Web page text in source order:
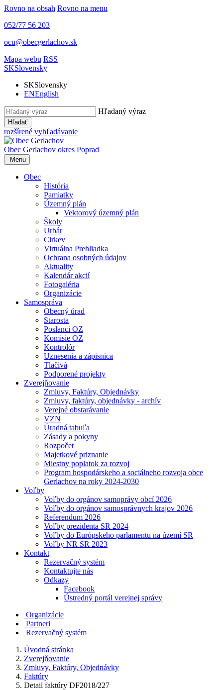
Rovno na obsah Rovno na menu
052/77 56 203
ocu@obecgerlachov.sk
Mapa webu RSS
SKSlovensky
SKSlovensky
ENEnglish
Hľadaný výraz
Hľadať
rozšírené vyhľadávanie
Obec Gerlachov okres Poprad
Menu
Obec
História
Pamiatky
Územný plán
Vektorový územný plán
Školy
Urbár
Cirkev
Virtuálna Prehliadka
Ochrana osobných údajov
Aktuality
Kalendár akcií
Fotogaléria
Organizácie
Samospráva
Obecný úrad
Starosta
Poslanci OZ
Komisie OZ
Kontrolór
Uznesenia a zápisnica
Tlačivá
Podporené projekty
Zverejňovanie
Zmluvy, Faktúry, Objednávky
Zmluvy, faktúry, objednávky - archív
Verejné obstarávanie
VZN
Úradná tabuľa
Zásady a pokyny
Rozpočet
Majetkové priznanie
Miestny poplatok za rozvoj
Program hospodárskeho a sociálneho rozvoja obce
Gerlachov na roky 2024-2030
Voľby
Voľby do orgánov samoprávy obcí 2026
Voľby do orgánov samosprávnych krajov 2026
Referendum 2026
Voľby prezidenta SR 2024
Voľby do Európskeho parlamentu na území SR
Voľby NR SR 2023
Kontakt
Rezervačný systém
Kontaktujte nás
Odkazy
Facebook
Ústredný portál verejnej správy
Organizácie
Partneri
Rezervačný systém
Úvodná stránka
Zverejňovanie
Zmluvy, Faktúry, Objednávky
Faktúry
Detail faktúry DF2018/227